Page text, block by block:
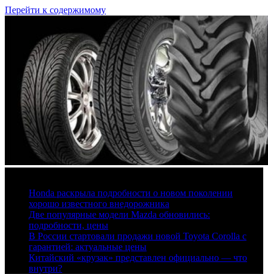
Перейти к содержимому
Honda раскрыла подробности о новом поколении
хорошо известного внедорожника
Две популярные модели Mazda обновились:
подробности, цены
В России стартовали продажи новой Toyota Corolla с
гарантией: актуальные цены
Китайский «крузак» представлен официально — что
внутри?